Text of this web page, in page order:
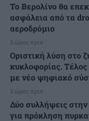
Το Βερολίνο θα
ασφάλεια από τα
αεροδρόμιο
3 ώρες πριν
Οριστική λύση στο
κυκλοφορίας. Τέλος
με νέο ψηφιακό
3 ώρες πριν
Δύο συλλήψεις
για πρόκληση